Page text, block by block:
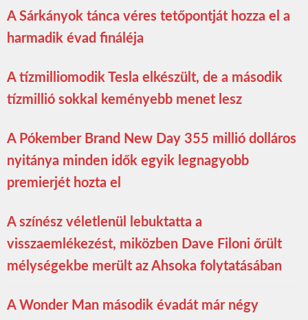
A Sárkányok tánca véres tetőpontját hozza el a
harmadik évad fináléja
A tízmilliomodik Tesla elkészült, de a második
tízmillió sokkal keményebb menet lesz
A Pókember Brand New Day 355 millió dolláros
nyitánya minden idők egyik legnagyobb
premierjét hozta el
A színész véletlenül lebuktatta a
visszaemlékezést, miközben Dave Filoni őrült
mélységekbe merült az Ahsoka folytatásában
A Wonder Man második évadát már négy